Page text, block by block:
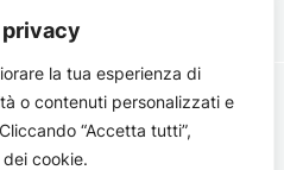
privacy
la tua esperienza di
o contenuti personalizzati e
“Accetta tutti”,
cookie.
| Periodico d'informazione del
Testata registrata il 18 gennaio